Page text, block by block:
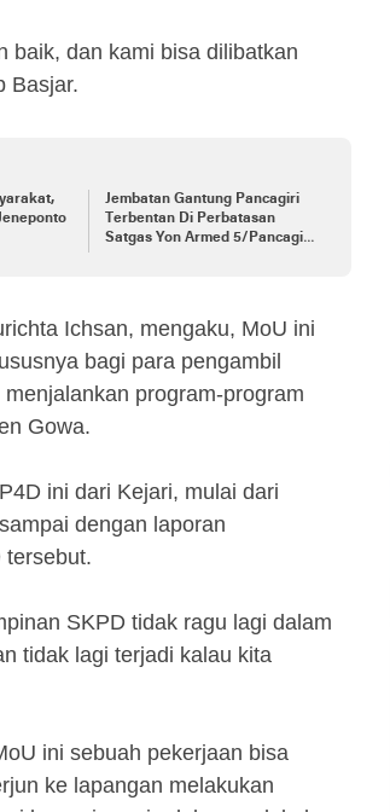
baik, dan kami bisa dilibatkan
Basjar.
Jembatan Gantung Pancagiri
Terbentan Di Perbatasan
Satgas Yon Armed 5/Pancagiri
Ichsan, mengaku, MoU ini
bagi para pengambil
program-program
Gowa.
ini dari Kejari, mulai dari
dengan laporan
tersebut.
SKPD tidak ragu lagi dalam
tidak lagi terjadi kalau kita
ini sebuah pekerjaan bisa
ke lapangan melakukan